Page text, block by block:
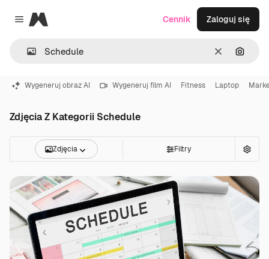
Close menu
Magnific
WyczyśćSzukaj
Cennik Zaloguj się
Wygeneruj obraz AI Wygeneruj film AI Fitness Laptop
Zdjęcia Z Kategorii Schedule
Zdjęcia Filtry